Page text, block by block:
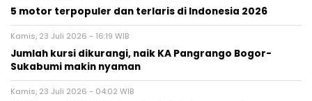
5 motor terpopuler dan terlaris di Indonesia 2026
Kamis, 23 Juli 2026 - 16:19 WIB
Jumlah kursi dikurangi, naik KA Pangrango Bogor-
Sukabumi makin nyaman
Kamis, 23 Juli 2026 - 04:02 WIB